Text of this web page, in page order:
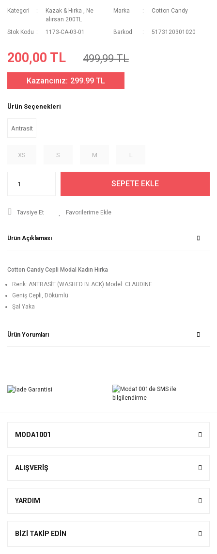
Kategori Kazak & Hırka , Ne
alırsan 200TL
Marka Cotton Candy
Stok Kodu 1173-CA-03-01 Barkod 5173120301020
200,00 TL 499,99 TL
Kazancınız: 299.99 TL
Ürün Seçenekleri
Antrasit
XS S M L
SEPETE EKLE
Tavsiye Et
Ürün Açıklaması
Cotton Candy Cepli Modal Kadın Hırka
Renk: ANTRASİT (WASHED BLACK) Model: CLAUDINE
Geniş Cepli, Dökümlü
Şal Yaka
Ürün Yorumları
Yorum Yaz
MODA1001
ALIŞVERİŞ
YARDIM
BİZİ TAKİP EDİN